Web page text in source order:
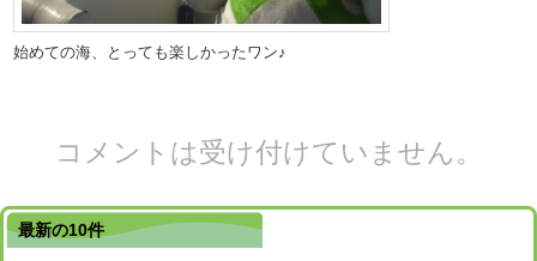
始めての海、とっても楽しかったワン♪
コメントは受け付けていません。
最新の10件